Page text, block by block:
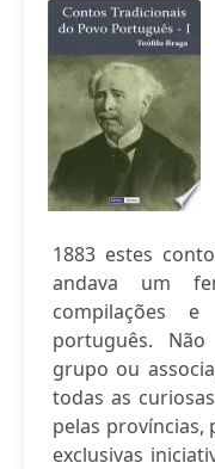
1883 estes
andava um
compilações
português.
grupo ou
todas as
pelas
exclusivas